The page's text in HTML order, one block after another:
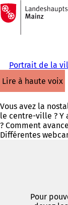
Accéder au
Vers
la
page
d'accueil
Portrait de la
lire à haute voix
Vous avez la
le centre-ville ?
? Comment
Différentes
Pour